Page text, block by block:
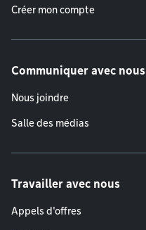
Créer mon compte
Communiquer avec nous
Nous joindre
Salle des médias
Travailler avec nous
Appels d'offres